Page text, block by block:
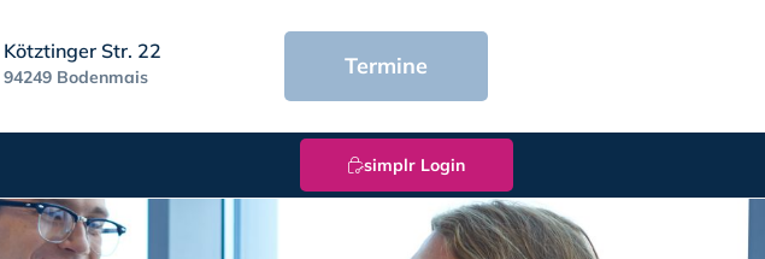
Kötztinger Str. 22
94249 Bodenmais Termine
simplr Login